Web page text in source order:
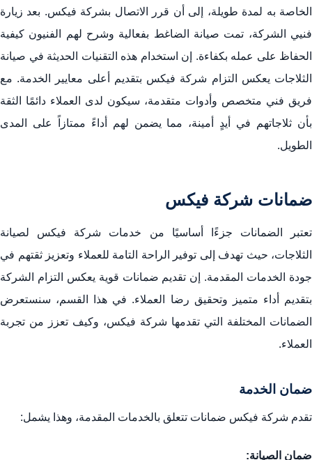
الخاصة به لمدة طويلة، إلى أن قرر الاتصال بشركة فيكس. بعد زيارة
فنيي الشركة، تمت صيانة الضاغط بفعالية وشرح لهم الفنيون كيفية
الحفاظ على عمله بكفاءة. إن استخدام هذه التقنيات الحديثة في صيانة
الثلاجات يعكس التزام شركة فيكس بتقديم أعلى معايير الخدمة. مع
فريق فني متخصص وأدوات متقدمة، سيكون لدى العملاء دائمًا الثقة
بأن ثلاجاتهم في أيدٍ أمينة، مما يضمن لهم أداءً ممتازاً على المدى
الطويل.
ضمانات شركة فيكس
تعتبر الضمانات جزءًا أساسيًا من خدمات شركة فيكس لصيانة
الثلاجات، حيث تهدف إلى توفير الراحة التامة للعملاء وتعزيز ثقتهم في
جودة الخدمات المقدمة. إن تقديم ضمانات قوية يعكس التزام الشركة
بتقديم أداء متميز وتحقيق رضا العملاء. في هذا القسم، سنستعرض
الضمانات المختلفة التي تقدمها شركة فيكس، وكيف تعزز من تجربة
العملاء.
ضمان الخدمة
تقدم شركة فيكس ضمانات تتعلق بالخدمات المقدمة، وهذا يشمل:
ضمان الصيانة: